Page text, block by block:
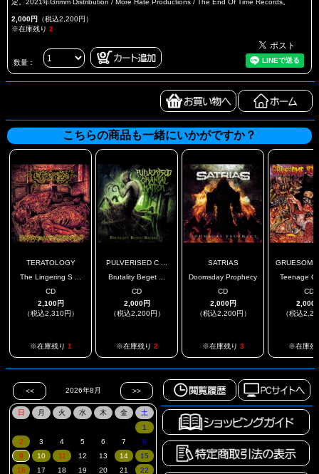
定。2021年Grimm Distribution / More Hate Productions / The End Of Time Records。
2,000円 （税込2,200円）
※在庫残り 2
数量：
こちらの商品も一緒にいかがですか？
TERATOLOGY
The Lingering S ...
CD
2,100円
（税込2,310円）
※在庫残り 1
PULVERISED C ...
Brutality Beget ...
CD
2,000円
（税込2,200円）
※在庫残り 2
SATRIAS
Doomsday Prophecy
CD
2,000円
（税込2,200円）
※在庫残り 3
Teenage
CD
2,000
（税込
※在庫残